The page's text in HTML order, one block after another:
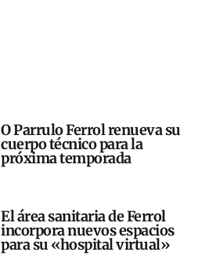
O Parrulo Ferrol renueva su
cuerpo técnico para la
próxima temporada
El área sanitaria de Ferrol
incorpora nuevos espacios
para su «hospital virtual»